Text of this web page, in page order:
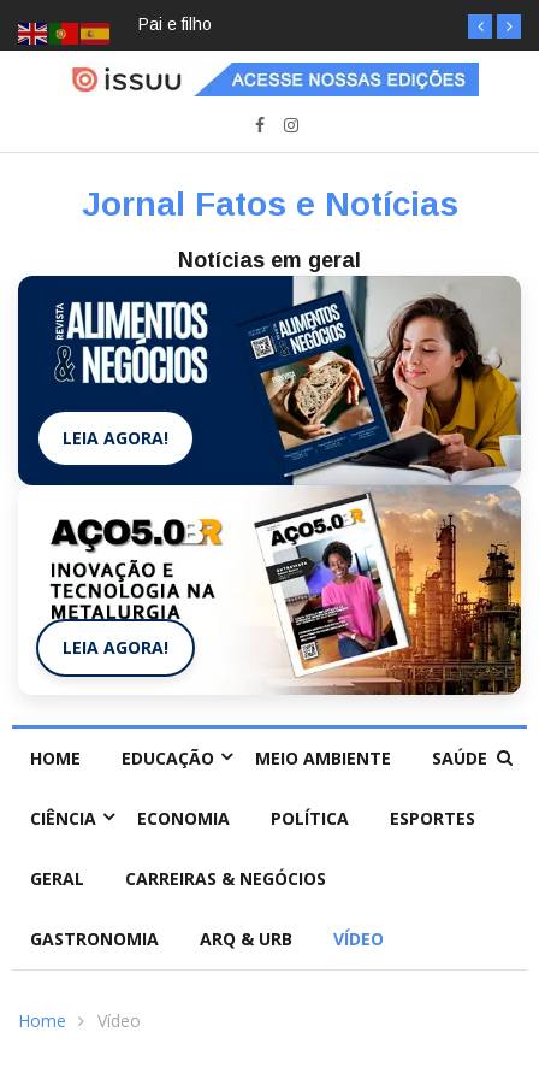
Pai e filho
Jornal Fatos e Notícias
Notícias em geral
LEIA AGORA!
LEIA AGORA!
HOME EDUCAÇÃO MEIO AMBIENTE SAÚDE
CIÊNCIA ECONOMIA POLÍTICA ESPORTES
GERAL CARREIRAS & NEGÓCIOS
GASTRONOMIA ARQ & URB VÍDEO
Home Vídeo